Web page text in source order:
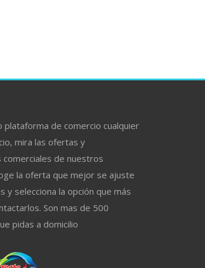
plataforma de comercio cualquier
mira las ofertas y
de nuestros
la oferta que mejor se ajuste
y selecciona la opción que más
Son mas de 500
pidas a domicilio